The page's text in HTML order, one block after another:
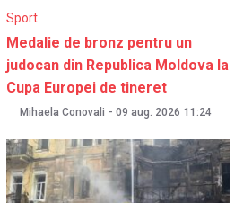
Sport
Medalie de bronz pentru un
judocan din Republica Moldova la
Cupa Europei de tineret
Mihaela Conovali - 09 aug. 2026 11:24